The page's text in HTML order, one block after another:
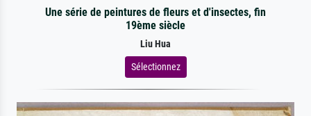
Une série de peintures de fleurs et d'insectes, fin
19ème siècle
Liu Hua
Sélectionnez